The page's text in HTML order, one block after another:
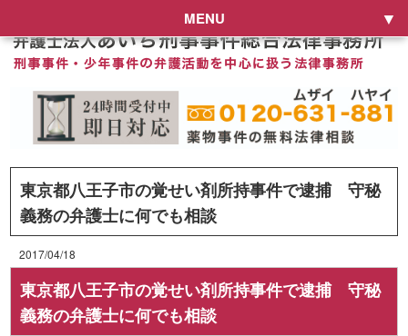
MENU
東京都八王子市の覚せい剤所持事件で逮捕 守秘
義務の弁護士に何でも相談
2017/04/18
東京都八王子市の覚せい剤所持事件で逮捕 守秘
義務の弁護士に何でも相談